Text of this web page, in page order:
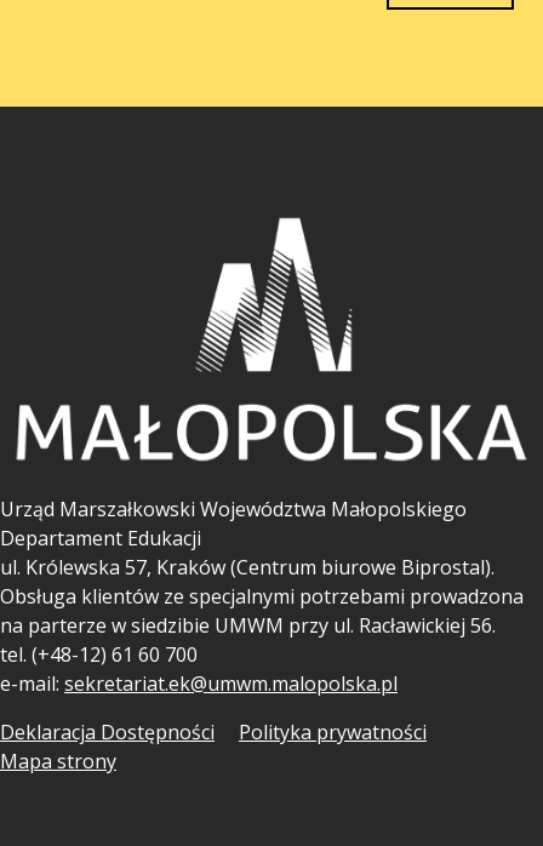
Urząd Marszałkowski Województwa Małopolskiego
Departament Edukacji
ul. Królewska 57, Kraków (Centrum biurowe Biprostal).
Obsługa klientów ze specjalnymi potrzebami prowadzona
na parterze w siedzibie UMWM przy ul. Racławickiej 56.
tel. (+48-12) 61 60 700
e-mail: sekretariat.ek@umwm.malopolska.pl
Deklaracja Dostępności
Polityka prywatności
Mapa strony